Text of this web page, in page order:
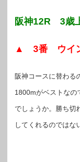
阪神12R 3歳
▲ 3番 ウイン
阪神コースに替わる
1800mがベストなの
でしょうか。勝ち切
してくれるのではな